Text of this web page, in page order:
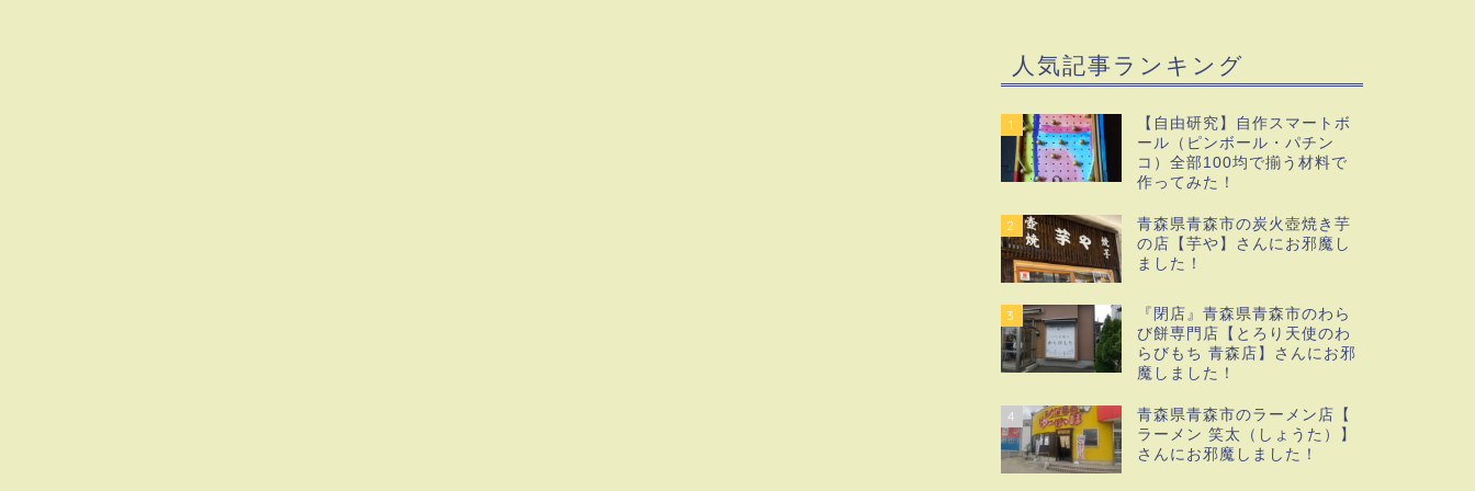
人気記事ランキング
1
【自由研究】自作スマートボ
ール（ピンボール・パチン
コ）全部100均で揃う材料で
作ってみた！
2
青森県青森市の炭火壺焼き芋
の店【芋や】さんにお邪魔し
ました！
3
『閉店』青森県青森市のわら
び餅専門店【とろり天使のわ
らびもち 青森店】さんにお邪
魔しました！
4
青森県青森市のラーメン店【
ラーメン 笑太（しょうた）】
さんにお邪魔しました！